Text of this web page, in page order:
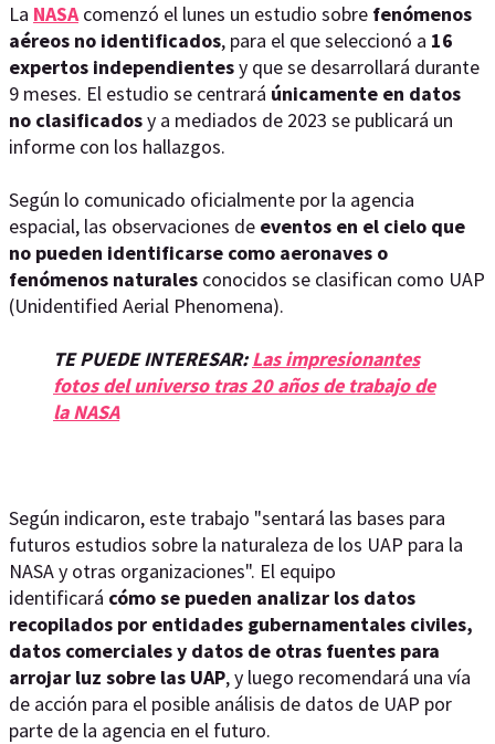
La NASAcomenzó el lunes un estudio sobre fenómenos
aéreos no identificados, para el que seleccionó a 16
expertos independientesy que se desarrollará durante
9 meses. El estudio se centrará únicamente en datos
no clasificadosy a mediados de 2023 se publicará un
informe con los hallazgos.
Según lo comunicado oficialmente por la agencia
espacial, las observaciones de eventos en el cielo que
no pueden identificarse como aeronaves o
fenómenos naturales conocidos se clasifican como UAP
(Unidentified Aerial Phenomena).
TE PUEDE INTERESAR:Las impresionantes
fotos del universo tras 20 años de trabajo de
la NASA
Según indicaron, este trabajo "sentará las bases para
futuros estudios sobre la naturaleza de los UAP para la
NASA y otras organizaciones". El equipo
identificará cómo se pueden analizar los datos
recopilados por entidades gubernamentales civiles,
datos comerciales y datos de otras fuentes para
arrojar luz sobre las UAP, y luego recomendará una vía
de acción para el posible análisis de datos de UAP por
parte de la agencia en el futuro.